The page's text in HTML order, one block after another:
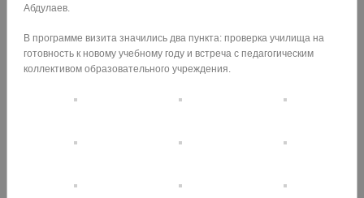
Абдулаев.
В программе визита значились два пункта: проверка училища на
готовность к новому учебному году и встреча с педагогическим
коллективом образовательного учреждения.